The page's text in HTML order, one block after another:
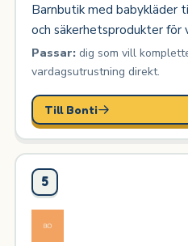
Barnbutik med babykläder
och säkerhetsprodukter för
Passar:dig som vill
vardagsutrustning direkt.
Till Bonti
5